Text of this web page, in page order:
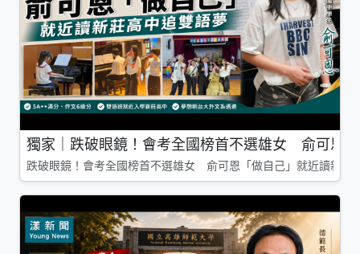
獨家｜跌破眼鏡！會考全國榜首不選雄女 俞可恩
跌破眼鏡！會考全國榜首不選雄女 俞可恩「做自己」就近讀新莊